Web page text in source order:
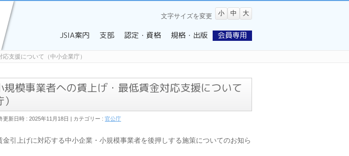
文字サイズを変更 小 中 大
JSIA案内 支部 認定・資格 規格・出版 会員専用
支援について（中小企業庁）
規模事業者への賃上げ・最低賃金対応支援について
更新日時 : 2025年11月18日 カテゴリー : 官公庁
引上げに対応する中小企業・小規模事業者を後押しする施策についてのお知ら